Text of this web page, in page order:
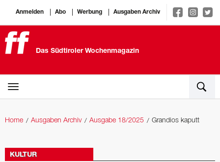
Anmelden Abo Werbung Ausgaben Archiv
Das Südtiroler Wochenmagazin
Home Ausgaben Archiv Ausgabe 18/2025 Grandios kaputt
KULTUR